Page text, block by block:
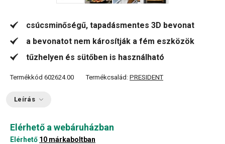
csúcsminőségű, tapadásmentes 3D bevonat
a bevonatot nem károsítják a fém eszközök
tűzhelyen és sütőben is használható
Termékkód 602624.00 Termékcsalád: PRESIDENT
Leírás
Elérhető a webáruházban
Elérhető 10 márkaboltban